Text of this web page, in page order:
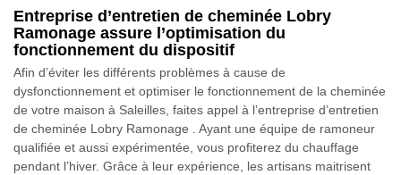
Entreprise d’entretien de cheminée Lobry
Ramonage assure l’optimisation du
fonctionnement du dispositif
Afin d’éviter les différents problèmes à cause de
dysfonctionnement et optimiser le fonctionnement de la cheminée
de votre maison à Saleilles, faites appel à l’entreprise d’entretien
de cheminée Lobry Ramonage . Ayant une équipe de ramoneur
qualifiée et aussi expérimentée, vous profiterez du chauffage
pendant l’hiver. Grâce à leur expérience, les artisans maitrisent